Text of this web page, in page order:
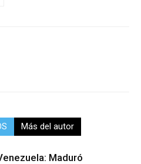
Más del autor
Maduró